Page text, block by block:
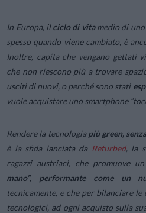
In Europa, ilciclo di vitamedio di uno
spesso quando viene cambiato, è
Inoltre, capita che vengano gettati
che non riescono più a trovare
usciti di nuovi, o perché sono stati
vuole acquistare uno smartphone
Rendere la tecnologiapiù green,
è la sfida lanciata da Refurbed, la
ragazzi austriaci, che promuove un
mano”, performante come un
tecnicamente, e che per bilanciare
tecnologici, ad ogni acquisto sulla